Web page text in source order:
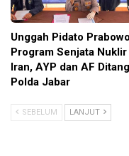
Unggah Pidato Prabowo
Program Senjata Nuklir
Iran, AYP dan AF
Polda Jabar
SEBELUM LANJUT